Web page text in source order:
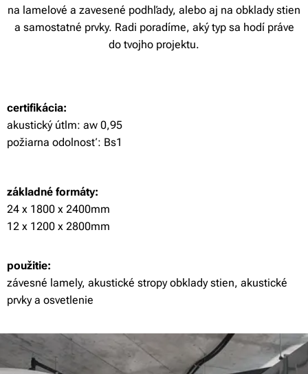
na lamelové a zavesené podhľady, alebo aj na obklady stien
a samostatné prvky. Radi poradíme, aký typ sa hodí práve
do tvojho projektu.
certifikácia:
akustický útlm: aw 0,95
požiarna odolnosť: Bs1
základné formáty:
24 x 1800 x 2400mm
12 x 1200 x 2800mm
použitie:
závesné lamely, akustické stropy obklady stien, akustické
prvky a osvetlenie